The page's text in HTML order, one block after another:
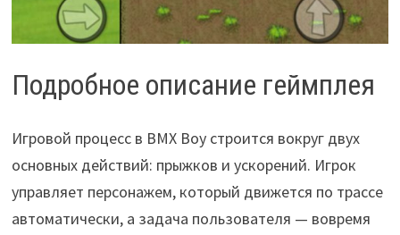
Подробное описание геймплея
Игровой процесс в BMX Boy строится вокруг двух
основных действий: прыжков и ускорений. Игрок
управляет персонажем, который движется по трассе
автоматически, а задача пользователя — вовремя